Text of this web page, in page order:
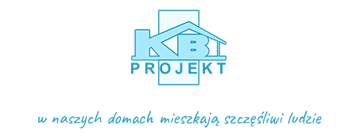
w naszych domach mieszkają szczęśliwi ludzie